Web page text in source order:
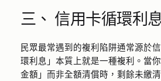
三、 信用卡循環利
民眾最常遇到的複利陷阱通常源於
環利息」本質上就是一種複利。當
金額」而非全額清償時，剩餘未繳